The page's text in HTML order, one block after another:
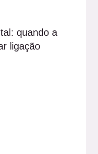
quando a
ligação